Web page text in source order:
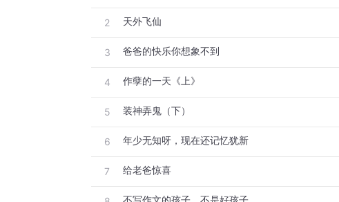
2 天外飞仙
3 爸爸的快乐你想象不到
4 作孽的一天《上》
5 装神弄鬼（下）
6 年少无知呀，现在还记忆犹新
7 给老爸惊喜
不写作文的孩子，不是好孩子